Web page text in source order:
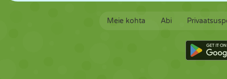
Meie kohta Abi